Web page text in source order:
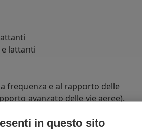
lattanti
frequenza e al rapporto delle
avanzato delle vie aeree).
in questo sito